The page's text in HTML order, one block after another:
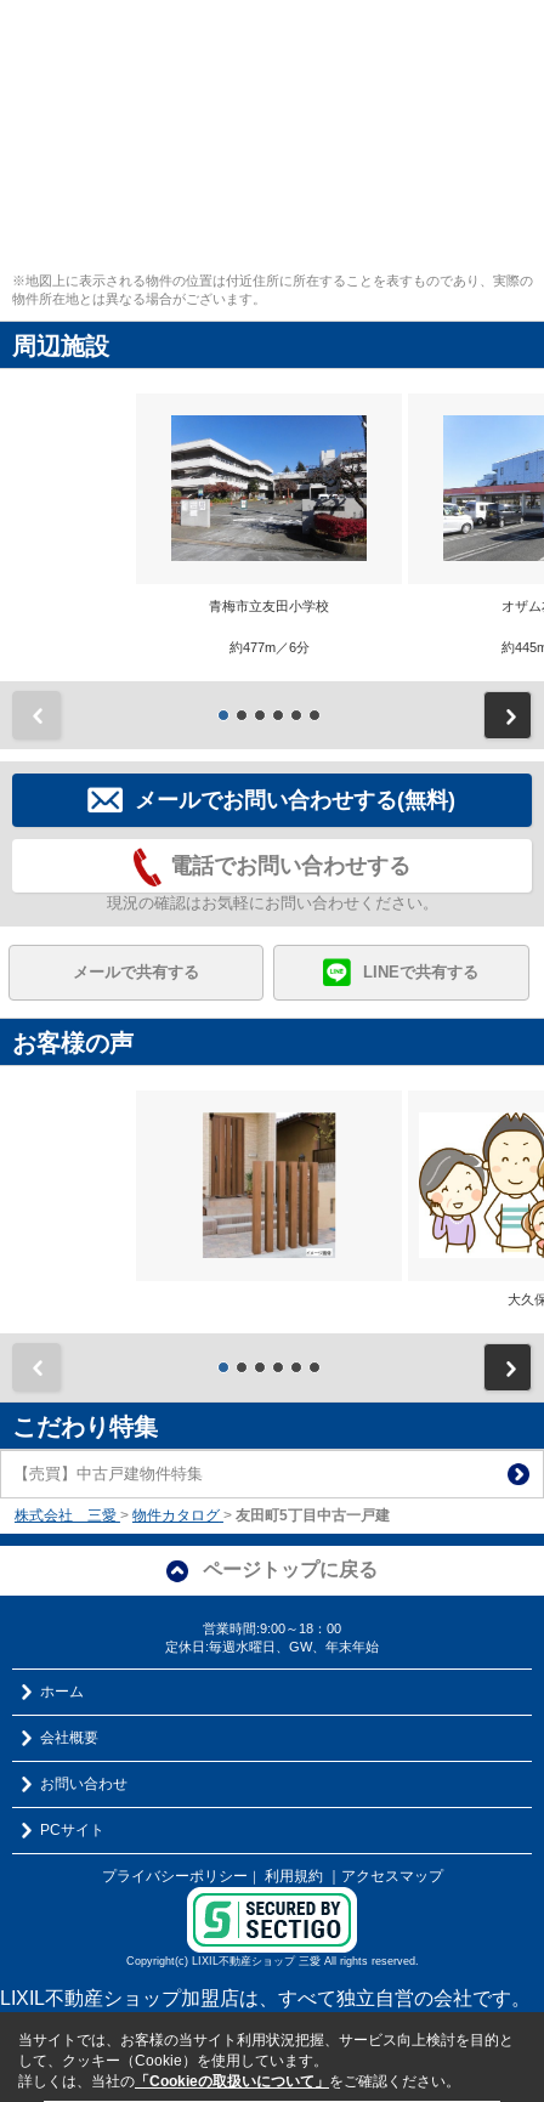
※地図上に表示される物件の位置は付近住所に所在することを表すものであり、実際の
物件所在地とは異なる場合がございます。
周辺施設
青梅市立友田小学校
約477m／6分
オザ
約
メールでお問い合わせする(無料)
電話でお問い合わせする
現況の確認はお気軽にお問い合わせください。
メールで共有する LINEで共有する
お客様の声
大
こだわり特集
【売買】中古戸建物件特集
株式会社 三愛 > 物件カタログ > 友田町5丁目中古一戸建
ページトップに戻る
営業時間:9:00～18：00
定休日:毎週水曜日、GW、年末年始
ホーム
会社概要
お問い合わせ
PCサイト
プライバシーポリシー ｜ 利用規約 ｜アクセスマップ
Copyright(c) LIXIL不動産ショップ 三愛 All rights reserved.
LIXIL不動産ショップ加盟店は、すべて独立自営の会社です。
当サイトでは、お客様の当サイト利用状況把握、サービス向上検討を目的と
して、クッキー（Cookie）を使用しています。
詳しくは、当社の 「Cookieの取扱いについて」 をご確認ください。